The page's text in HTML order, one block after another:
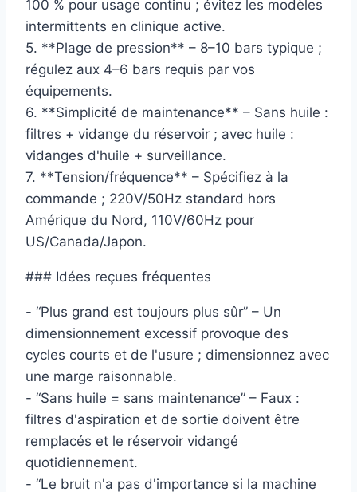
100 % pour usage continu ; évitez les modèles
intermittents en clinique active.
5. **Plage de pression** – 8–10 bars typique ;
régulez aux 4–6 bars requis par vos
équipements.
6. **Simplicité de maintenance** – Sans huile :
filtres + vidange du réservoir ; avec huile :
vidanges d'huile + surveillance.
7. **Tension/fréquence** – Spécifiez à la
commande ; 220V/50Hz standard hors
Amérique du Nord, 110V/60Hz pour
US/Canada/Japon.
### Idées reçues fréquentes
- “Plus grand est toujours plus sûr” – Un
dimensionnement excessif provoque des
cycles courts et de l'usure ; dimensionnez avec
une marge raisonnable.
- “Sans huile = sans maintenance” – Faux :
filtres d'aspiration et de sortie doivent être
remplacés et le réservoir vidangé
quotidiennement.
- “Le bruit n'a pas d'importance si la machine